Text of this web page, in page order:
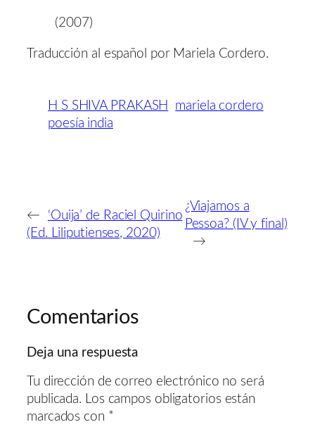
(2007)
Traducción al español por Mariela Cordero.
H S SHIVA PRAKASH
mariela cordero
poesía india
←
‘Ouija’ de Raciel Quirino
(Ed. Liliputienses, 2020)
¿Viajamos a
Pessoa? (IV y final)
→
Comentarios
Deja una respuesta
Tu dirección de correo electrónico no será
publicada. Los campos obligatorios están
marcados con *